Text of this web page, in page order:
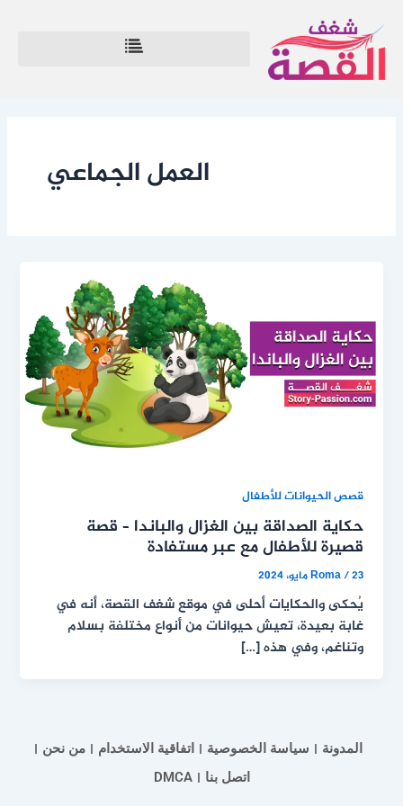
إلى
المحتوى
العمل الجماعي
قصص الحيوانات للأطفال
حكاية الصداقة بين الغزال والباندا – قصة
قصيرة للأطفال مع عبر مستفادة
Roma/23 مايو، 2024
يُحكى والحكايات أحلى في موقع شغف القصة، أنه في
غابة بعيدة، تعيش حيوانات من أنواع مختلفة بسلام
وتناغم، وفي هذه […]
المدونة سياسة الخصوصية اتفاقية الاستخدام
من نحن
اتصل بنا
DMCA